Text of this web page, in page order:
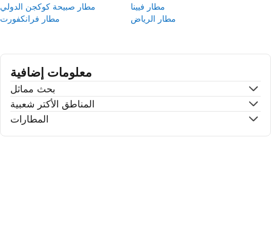
مطار صبيحة كوكجن الدولي
مطار فيينا
مطار فرانكفورت
مطار الرياض
معلومات إضافية
بحث مماثل
المناطق الأكتر شعبية
المطارات